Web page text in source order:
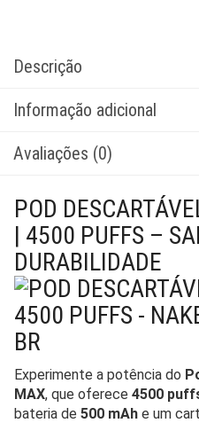
Descrição
Informação adicional
Avaliações (0)
POD
| 4500 PUFFS –
DURABILIDADE
Experimente a potência do
MAX, que oferece 4500
bateria de 500 mAh e um